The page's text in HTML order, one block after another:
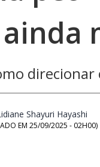
Shayuri Hayashi
EM 25/09/2025 - 02H00)